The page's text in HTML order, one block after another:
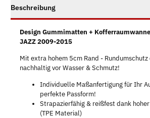
Beschreibung
Design Gummimatten +
JAZZ 2009-2015
Mit extra hohem 5cm Rand -
nachhaltig vor Wasser & Schmutz!
Individuelle Maßanfertigung für Ihr
perfekte Passform!
Strapazierfähig & reißfest dank
(TPE Material)